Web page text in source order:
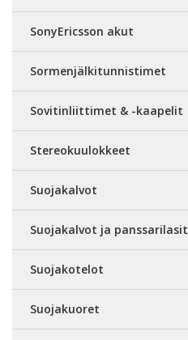
SonyEricsson akut
Sormenjälkitunnistimet
Sovitinliittimet & -kaapelit
Stereokuulokkeet
Suojakalvot
Suojakalvot ja panssarilasit
Suojakotelot
Suojakuoret